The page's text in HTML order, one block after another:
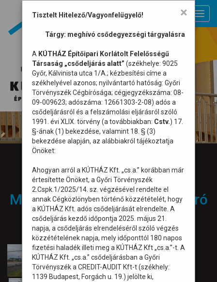
×
Tisztelt Hitelező/Vagyonfelügyelő!
Tárgy: meghívó csődegyezségi tárgyalásra
A KÚTHÁZ Építőipari Korlátolt Felelősségű
Társaság „csődeljárás alatt” (székhelye: 9025
Győr, Kálvinista utca 1/A.; kézbesítési címe a
székhelyével azonos; nyilvántartó hatóság: Győri
Törvényszék Cégbírósága; cégjegyzékszáma: 08-
09-009623; adószáma: 12661303-2-08) adós a
csődeljárásról és a felszámolási eljárásról szóló
1991. évi XLIX. törvény (a továbbiakban: Cstv.) 17.
§-ának (1) bekezdése, valamint 18. § (3)
bekezdése alapján, az alábbiakról tájékoztatja
Önöket:
Ahogyan arról a KÚTHÁZ Kft. „cs.a.” korábban már
értesítette Önöket, a Győri Törvényszék
2.Cspk.1/2025/14. sz. végzésével rendelte el
annak Cégközlönyben történő közzétételét, hogy
a KÚTHÁZ Kft. adós csődeljárását elrendelte. A
csődeljárás kezdő időpontja 2025. május 21.
napja, a csődeljárás elrendeléséről szóló végzés
közzétételének napja, mely időponttól 180 napos
fizetési haladék illeti meg a KÚTHÁZ Kft „cs.a.”-t. A
KÚTHÁZ Kft. „cs.a.” csődeljárásban a Győri
Törvényszék a CREDIT-AUDIT Kft-t (székhely:
1139 Budapest, Forgách u. 19.) jelölte ki,
Galéria
Murony állomás peron aluljáró
kivitelezése /2013-14/